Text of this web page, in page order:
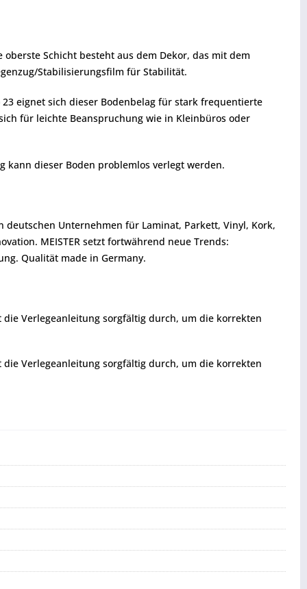
Schicht besteht aus dem Dekor, das mit dem
Stabilisierungsfilm für Stabilität.
eignet sich dieser Bodenbelag für stark frequentierte
für leichte Beanspruchung wie in Kleinbüros oder
kann dieser Boden problemlos verlegt werden.
deutschen Unternehmen für Laminat, Parkett, Vinyl, Kork,
MEISTER setzt fortwährend neue Trends:
Qualität made in Germany.
Verlegeanleitung sorgfältig durch, um die korrekten
Verlegeanleitung sorgfältig durch, um die korrekten